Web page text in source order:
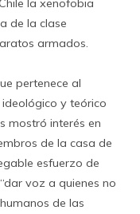
la xenofobia
de la clase
armados.
pertenece al
y teórico
mostró interés en
de la casa de
esfuerzo de
voz a quienes no
de las